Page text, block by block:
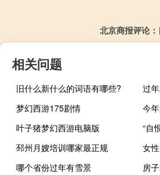
北京商报评论
相关问题
旧什么新什么的词语有哪些?
过
梦幻西游175剧情
今
叶子猪梦幻西游电脑版
“自
邳州月嫂培训哪家最正规
女
哪个省份过年有雪景
房